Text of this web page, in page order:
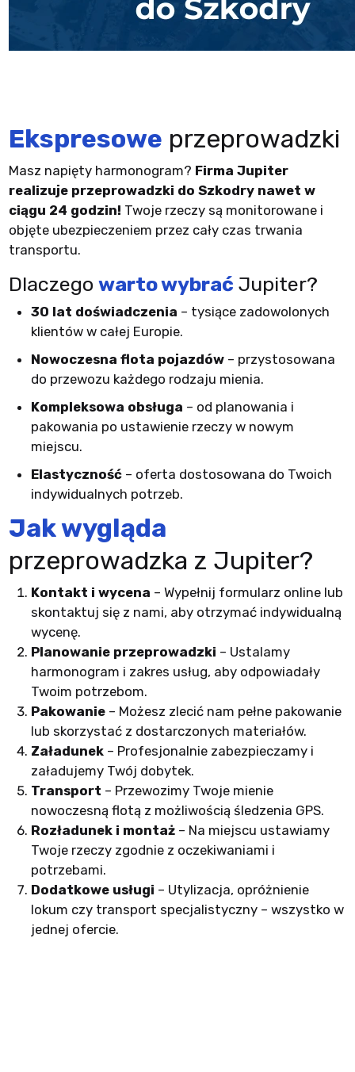
Ekspresowe przeprowadzki
Masz napięty harmonogram? Firma Jupiter
realizuje przeprowadzki do Szkodry nawet w
ciągu 24 godzin! Twoje rzeczy są monitorowane i
objęte ubezpieczeniem przez cały czas trwania
transportu.
Dlaczego warto wybrać Jupiter?
30 lat doświadczenia – tysiące zadowolonych
klientów w całej Europie.
Nowoczesna flota pojazdów– przystosowana
do przewozu każdego rodzaju mienia.
Kompleksowa obsługa – od planowania i
pakowania po ustawienie rzeczy w nowym
miejscu.
Elastyczność– oferta dostosowana do Twoich
indywidualnych potrzeb.
Jak wygląda
przeprowadzka z Jupiter?
Kontakt i wycena – Wypełnij formularz online lub
skontaktuj się z nami, aby otrzymać indywidualną
wycenę.
Planowanie przeprowadzki – Ustalamy
harmonogram i zakres usług, aby odpowiadały
Twoim potrzebom.
Pakowanie– Możesz zlecić nam pełne pakowanie
lub skorzystać z dostarczonych materiałów.
Załadunek– Profesjonalnie zabezpieczamy i
załadujemy Twój dobytek.
Transport – Przewozimy Twoje mienie
nowoczesną flotą z możliwością śledzenia GPS.
Rozładunek i montaż– Na miejscu ustawiamy
Twoje rzeczy zgodnie z oczekiwaniami i
potrzebami.
Dodatkowe usługi – Utylizacja, opróżnienie
lokum czy transport specjalistyczny – wszystko w
jednej ofercie.